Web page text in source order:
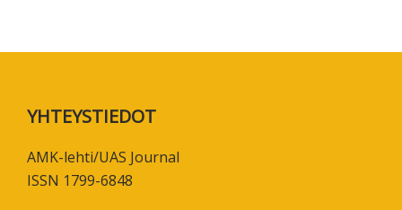
Footer
YHTEYSTIEDOT
AMK-lehti/UAS Journal
ISSN 1799-6848